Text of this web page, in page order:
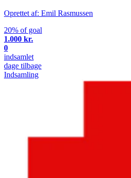
Oprettet af: Emil Rasmussen
20% of goal
1.000 kr.
0
indsamlet
dage tilbage
Indsamling